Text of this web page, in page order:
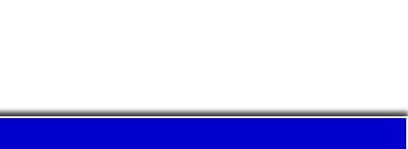
nami Pewnie swoje nasiona marihuany, konopi.